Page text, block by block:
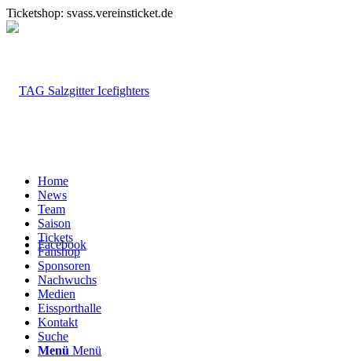
Ticketshop: svass.vereinsticket.de
Facebook
Home
News
Team
Saison
Tickets
Fanshop
Sponsoren
Nachwuchs
Medien
Eissporthalle
Kontakt
Suche
Menü Menü